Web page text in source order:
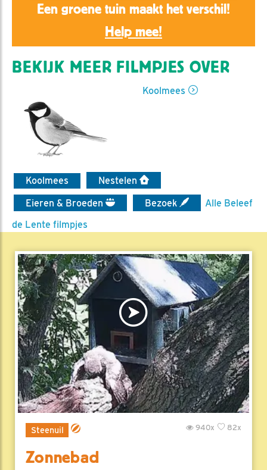
Een groene tuin maakt het verschil!
Help mee!
BEKIJK MEER FILMPJES OVER
Koolmees
Koolmees
Nestelen
Eieren & Broeden
Bezoek
Alle Beleef
de Lente filmpjes
Steenuil 82x
940x
Zonnebad